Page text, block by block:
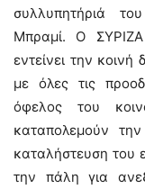
συλλυπητήριά
Μπραμί. Ο
εντείνει την
με όλες τις
όφελος του
καταπολεμούν
καταλήστευση του
την πάλη για